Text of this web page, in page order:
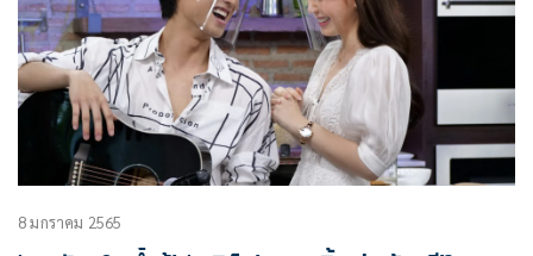
ตอนแรก บุกถึงถิ่นอีสานจังหวัดนครพนมไปสักการะองค์พญาศรี
สัตตนาคราช ณ ลานพญาศรีสัตตนาคราช
8 มกราคม 2565